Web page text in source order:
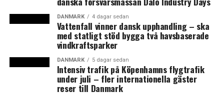
DANMARK 4 dagar sedan
Vattenfall vinner dansk upphandling – ska
med statligt stöd bygga två havsbaserade
vindkraftsparker
DANMARK 5 dagar sedan
Intensiv trafik på Köpenhamns flygtrafik
under juli – fler internationella gäster
reser till Danmark